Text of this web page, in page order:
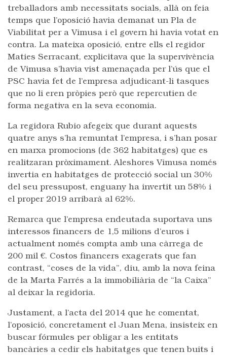
treballadors amb necessitats socials, allà on feia
temps que l’oposició havia demanat un Pla de
Viabilitat per a Vimusa i el govern hi havia votat en
contra. La mateixa oposició, entre ells el regidor
Maties Serracant, explicitava que la supervivència
de Vimusa s’havia vist amenaçada per l’ús que el
PSC havia fet de l’empresa adjudicant-li tasques
que no li eren pròpies però que repercutien de
forma negativa en la seva economia.
La regidora Rubio afegeix que durant aquests
quatre anys s’ha remuntat l’empresa, i s’han posar
en marxa promocions (de 362 habitatges) que es
realitzaran pròximament. Aleshores Vimusa només
invertia en habitatges de protecció social un 30%
del seu pressupost, enguany ha invertit un 58% i
el proper 2019 arribarà al 62%.
Remarca que l’empresa endeutada suportava uns
interessos financers de 1,5 milions d’euros i
actualment només compta amb una càrrega de
200 mil €. Costos financers exagerats que fan
contrast, “coses de la vida”, diu, amb la nova feina
de la Marta Farrés a la immobiliària de “la Caixa”
al deixar la regidoria.
Justament, a l’acta del 2014 que he comentat,
l’oposició, concretament el Juan Mena, insisteix en
buscar fórmules per obligar a les entitats
bancàries a cedir els habitatges que tenen buits i